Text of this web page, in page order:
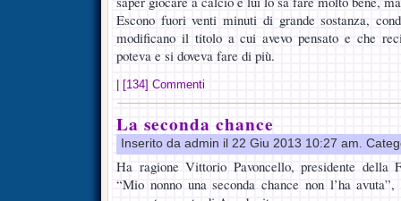
Escono fuori venti minuti di grande sostanza,
modificano il titolo a cui avevo pensato e che
poteva e si doveva fare di più.
[134] Commenti
La seconda chance
Inserito da admin il 22 Giu 2013 10:27 am.
Ha ragione Vittorio Pavoncello, presidente della
“Mio nonno una seconda chance non l’ha